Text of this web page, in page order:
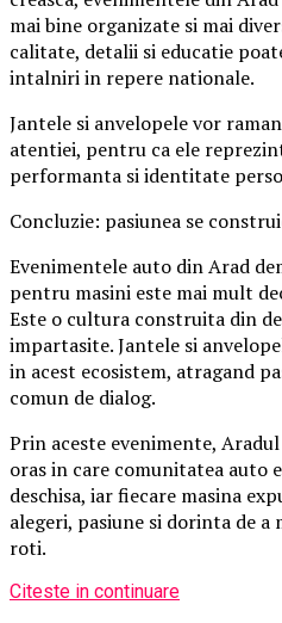
mai bine organizate si mai
calitate, detalii si educatie
intalniri in repere nationale.
Jantele si anvelopele vor
atentiei, pentru ca ele
performanta si identitate
Concluzie: pasiunea se
Evenimentele auto din Arad
pentru masini este mai mult
Este o cultura construita din
impartasite. Jantele si
in acest ecosistem, atragand
comun de dialog.
Prin aceste evenimente,
oras in care comunitatea auto
deschisa, iar fiecare masina
alegeri, pasiune si dorinta de
roti.
Citeste in continuare